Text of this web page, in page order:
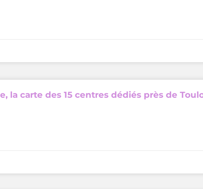
la carte des 15 centres dédiés près de